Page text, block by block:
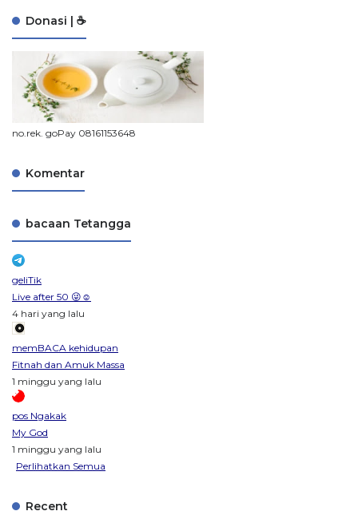
Donasi | ☕
no.rek. goPay 08161153648
Komentar
bacaan Tetangga
geliTik
Live after 50 😜☺️
4 hari yang lalu
memBACA kehidupan
Fitnah dan Amuk Massa
1 minggu yang lalu
pos Ngakak
My God
1 minggu yang lalu
Perlihatkan Semua
Recent